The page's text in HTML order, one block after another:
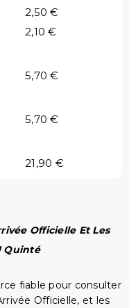
2,50 €
2,10 €
5,70 €
5,70 €
21,90 €
Officielle Et Les
Quinté
fiable pour consulter
Officielle, et les